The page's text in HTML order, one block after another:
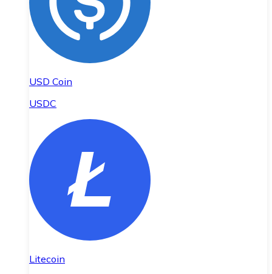
USD Coin
USDC
Litecoin